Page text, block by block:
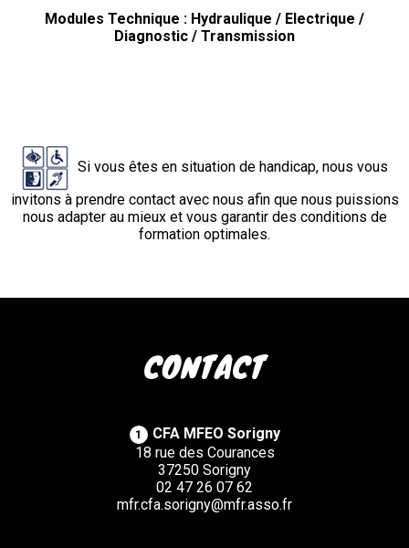
Modules Technique : Hydraulique / Electrique /
Diagnostic / Transmission
Si vous êtes en situation de handicap, nous vous
invitons à prendre contact avec nous afin que nous puissions
nous adapter au mieux et vous garantir des conditions de
formation optimales.
CONTACT
1
CFA MFEO Sorigny
18 rue des Courances
37250 Sorigny
02 47 26 07 62
mfr.cfa.sorigny@mfr.asso.fr